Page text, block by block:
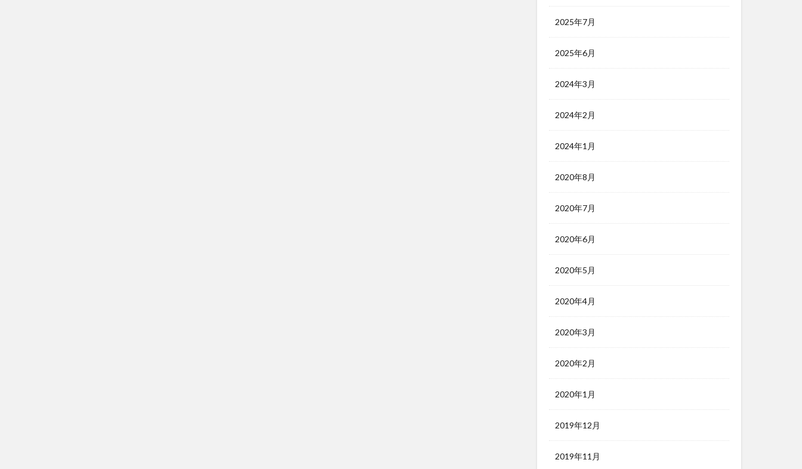
2025年7月
2025年6月
2024年3月
2024年2月
2024年1月
2020年8月
2020年7月
2020年6月
2020年5月
2020年4月
2020年3月
2020年2月
2020年1月
2019年12月
2019年11月